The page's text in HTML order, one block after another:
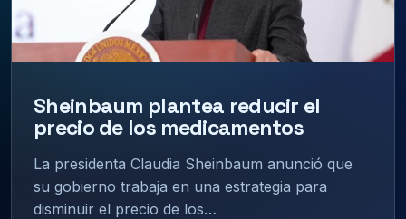
Sheinbaum plantea reducir el
precio de los medicamentos
La presidenta Claudia Sheinbaum anunció que
su gobierno trabaja en una estrategia para
disminuir el precio de los…